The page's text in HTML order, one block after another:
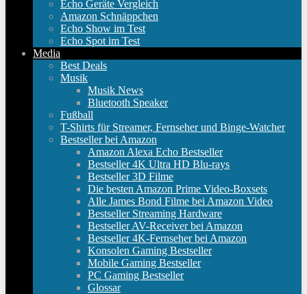
Echo Geräte Vergleich
Amazon Schnäppchen
Echo Show im Test
Echo Spot im Test
Media
Best Deals
Musik
Musik News
Bluetooth Speaker
Fußball
T-Shirts für Streamer, Fernseher und Binge-Watcher
Bestseller bei Amazon
Amazon Alexa Echo Bestseller
Bestseller 4K Ultra HD Blu-rays
Bestseller 3D Filme
Die besten Amazon Prime Video-Boxsets
Alle James Bond Filme bei Amazon Video
Bestseller Streaming Hardware
Bestseller AV-Receiver bei Amazon
Bestseller 4K-Fernseher bei Amazon
Konsolen Gaming Bestseller
Mobile Gaming Bestseller
PC Gaming Bestseller
Glossar